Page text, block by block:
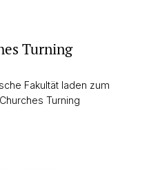
Turning
Fakultät laden zum
Turning